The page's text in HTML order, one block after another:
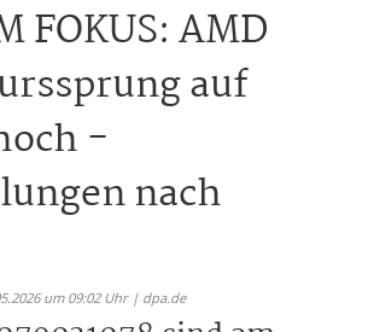
FOKUS: AMD
auf
-
nach
um 09:02 Uhr | dpa.de